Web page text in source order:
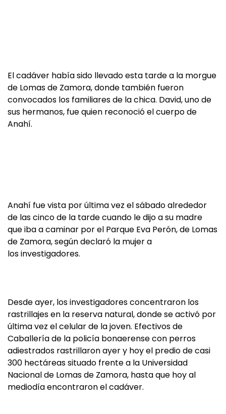
El cadáver había sido llevado esta tarde a la morgue
de Lomas de Zamora, donde también fueron
convocados los familiares de la chica. David, uno de
sus hermanos, fue quien reconoció el cuerpo de
Anahí.
Anahí fue vista por última vez el sábado alrededor
de las cinco de la tarde cuando le dijo a su madre
que iba a caminar por el Parque Eva Perón, de Lomas
de Zamora, según declaró la mujer a
los investigadores.
Desde ayer, los investigadores concentraron los
rastrillajes en la reserva natural, donde se activó por
última vez el celular de la joven. Efectivos de
Caballería de la policía bonaerense con perros
adiestrados rastrillaron ayer y hoy el predio de casi
300 hectáreas situado frente a la Universidad
Nacional de Lomas de Zamora, hasta que hoy al
mediodía encontraron el cadáver.